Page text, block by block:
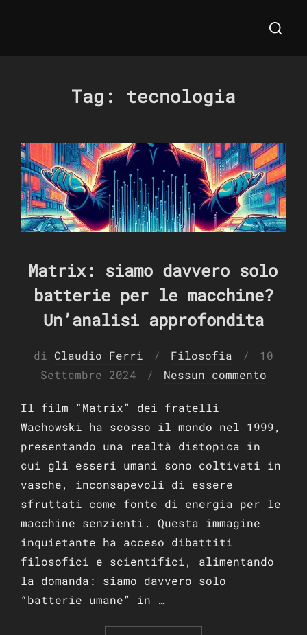
Cerca
Tag: tecnologia
Matrix: siamo davvero solo
batterie per le macchine?
Un’analisi approfondita
di Claudio Ferri Filosofia
il
10
Settembre 2024
Nessun commento
Il film “Matrix” dei fratelli
Wachowski ha scosso il mondo nel 1999,
presentando una realtà distopica in
cui gli esseri umani sono coltivati in
vasche, inconsapevoli di essere
sfruttati come fonte di energia per le
macchine senzienti. Questa immagine
inquietante ha acceso dibattiti
filosofici e scientifici, alimentando
la domanda: siamo davvero solo
“batterie umane” in …